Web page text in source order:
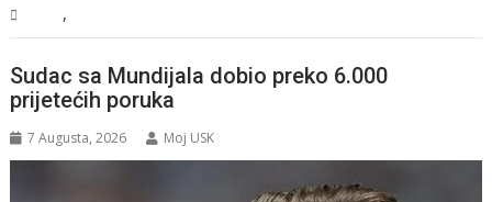
,
Sudac sa Mundijala dobio preko 6.000
prijetećih poruka
7 Augusta, 2026 Moj USK